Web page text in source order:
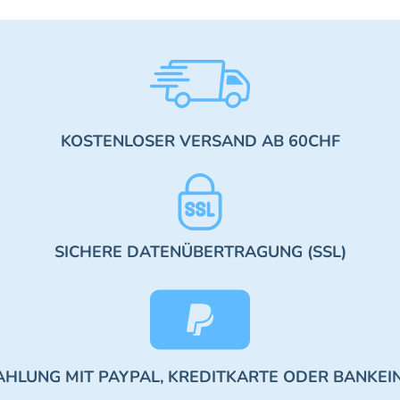
KOSTENLOSER VERSAND AB 60CHF
SICHERE DATENÜBERTRAGUNG (SSL)
MIT PAYPAL, KREDITKARTE ODER